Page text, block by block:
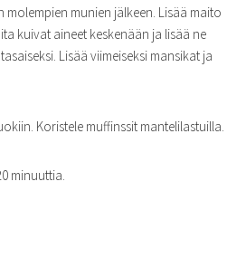
munien jälkeen. Lisää maito
kuivat aineet keskenään ja lisää ne
Lisää viimeiseksi mansikat ja
Koristele muffinssit mantelilastuilla.
minuuttia.